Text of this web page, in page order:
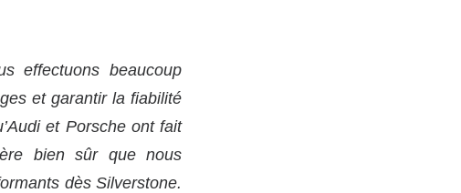
effectuons beaucoup
et garantir la fiabilité
et Porsche ont fait
bien sûr que nous
dès Silverstone.